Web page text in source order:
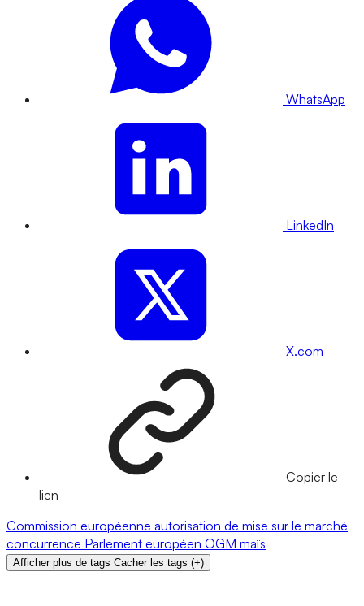
WhatsApp
LinkedIn
X.com
Copier le
lien
Commission européenne autorisation de mise sur le marché
concurrence Parlement européen OGM maïs
Afficher plus de tags Cacher les tags (+)